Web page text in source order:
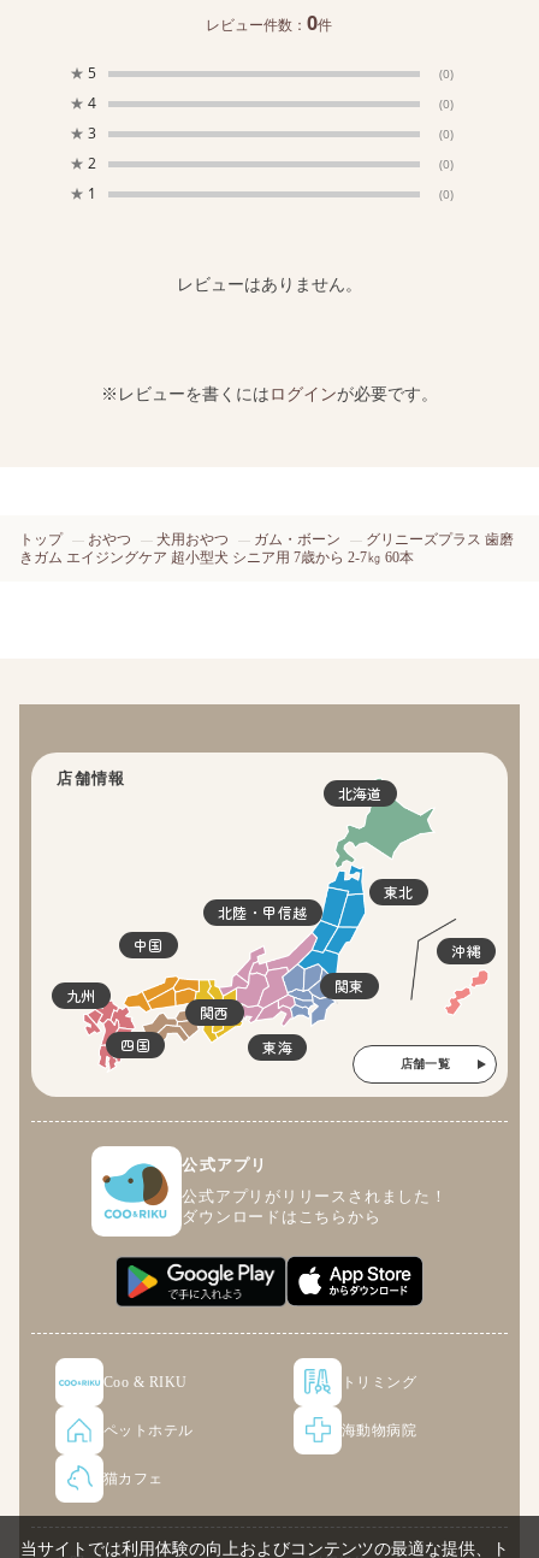
レビュー件数：0件
★ 5 (0)
★ 4 (0)
★ 3 (0)
★ 2 (0)
★ 1 (0)
レビューはありません。
※レビューを書くにはログインが必要です。
トップ おやつ 犬用おやつ ガム・ボーン
グリニーズプラス 歯磨
きガム エイジングケア 超小型犬 シニア用 7歳から 2-7㎏ 60本
店舗情報
北海道
東北
関東
北陸・甲信越
東海
関西
四国
中国
九州
沖縄
店舗一覧
公式アプリ
公式アプリがリリースされました！
ダウンロードはこちらから
Coo & RIKU トリミング
ペットホテル 海動物病院
猫カフェ
当サイトでは利用体験の向上およびコンテンツの最適な提供、ト